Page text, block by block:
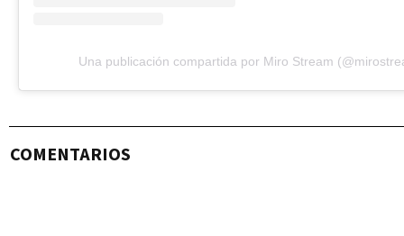
Una publicación compartida por Miro Stream
COMENTARIOS